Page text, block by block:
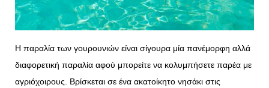
Η παραλία των γουρουνιών είναι σίγουρα μία πανέμορφη αλλά
διαφορετική παραλία αφού μπορείτε να κολυμπήσετε παρέα με
αγριόχοιρους. Βρίσκεται σε ένα ακατοίκητο νησάκι στις